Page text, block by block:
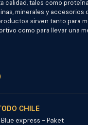
calidad, tales como
minerales y
sirven tanto para
como para llevar una
CHILE
express - Paket